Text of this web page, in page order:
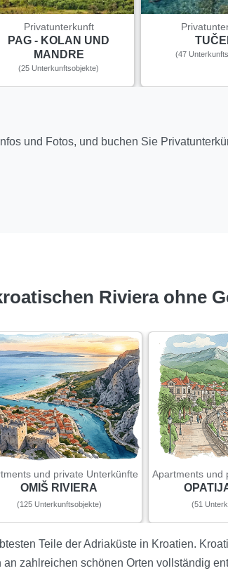
Privatunterkunft
PAG - KOLAN UND
MANDRE
(25 Unterkunftsobjekte)
(47
und Fotos, und buchen Sie
Riviera ohne
und private Unterkünfte
OMIŠ RIVIERA
(125 Unterkunftsobjekte)
Apartments und
(51
Teile der Adriaküste in Kroatien.
an zahlreichen schönen Orten vollständig